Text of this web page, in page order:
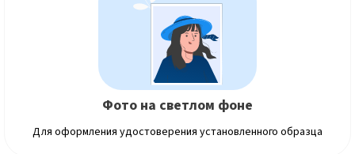
Фото на светлом фоне
Для оформления удостоверения установленного образца